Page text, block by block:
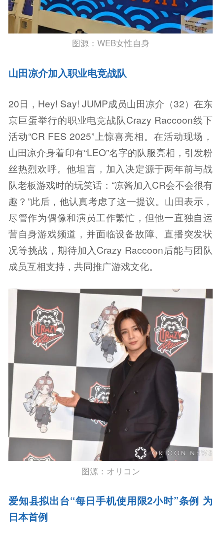
图源：WEB女性自身
山田凉介加入职业电竞战队
20日，Hey! Say! JUMP成员山田凉介（32）在东
京巨蛋举行的职业电竞战队Crazy Raccoon线下
活动“CR FES 2025”上惊喜亮相。在活动现场，
山田凉介身着印有“LEO”名字的队服亮相，引发粉
丝热烈欢呼。他坦言，加入决定源于两年前与战
队老板游戏时的玩笑话：“凉酱加入CR会不会很有
趣？”此后，他认真考虑了这一提议。山田表示，
尽管作为偶像和演员工作繁忙，但他一直独自运
营自身游戏频道，并面临设备故障、直播突发状
况等挑战，期待加入Crazy Raccoon后能与团队
成员互相支持，共同推广游戏文化。
图源：オリコン
爱知县拟出台“每日手机使用限2小时”条例 为
日本首例